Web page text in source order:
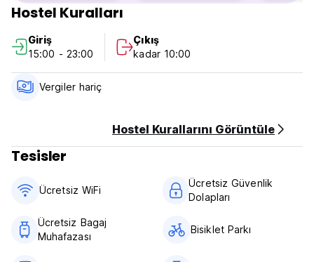
Hostel Kuralları
Giriş
15:00 - 23:00
Çıkış
kadar 10:00
Vergiler hariç
Hostel Kurallarını Görüntüle
Tesisler
Ücretsiz WiFi
Ücretsiz Güvenlik
Dolapları
Ücretsiz Bagaj
Muhafazası
Bisiklet Parkı